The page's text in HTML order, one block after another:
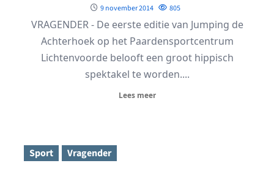
9 november 2014 805
VRAGENDER - De eerste editie van Jumping de
Achterhoek op het Paardensportcentrum
Lichtenvoorde belooft een groot hippisch
spektakel te worden....
Lees meer
Sport Vragender